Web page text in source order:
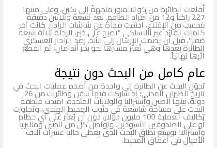
أقلعت الطائرة من كوالالمبور متجهةً إلى بكين، وعلى متنها
227 راكباً و12 من أفراد الطاقم. بعد تسعة وثلاثين دقيقة
فحسب من الإقلاع، اختفت فجأة عن شاشات الرادار. كانت آخر
كلمات القائد عبر اللاسلكي "تصبح على خير، الرحلة ثلاثة سبعة
صفر"، قبل أن يصمت الإرسال إلى الأبد. رصد الرادار العسكري
الطائرة بعدها وهي تُغيّر مسارها نحو بحر أندامان، ثم انقطع
أثرها نهائياً.
عام كامل من البحث دون نتيجة
تحوّل البحث عن الطائرة إلى واحدة من أضخم عمليات البحث في
تاريخ الطيران المدني؛ إذ شاركت فيها سفن وطائرات من 26
دولة، بينها الصين وأستراليا والولايات المتحدة. امتدت منطقة
البحث على مساحة شاسعة في جنوب المحيط الهندي، وتجاوزت
تكاليف العملية 100 مليون دولار، دون أن يُعثر على أي حطام
أو على الصندوقين الأسودين. وتواصل كل من الصين وماليزيا
وأستراليا توسيع نطاق البحث الذي يغطي حالياً عشرات آلاف
الأميال في أعماق المحيط.